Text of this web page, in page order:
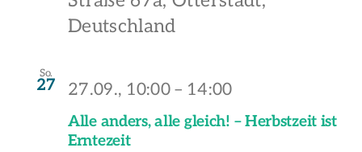
Deutschland
So.
27
Alle anders, alle gleich! – Herbstzeit ist
Erntezeit
27.09., 10:00 – 14:00